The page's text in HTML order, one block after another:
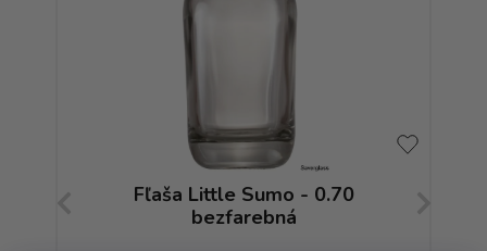
Fľaša Little Sumo - 0.70
bezfarebná